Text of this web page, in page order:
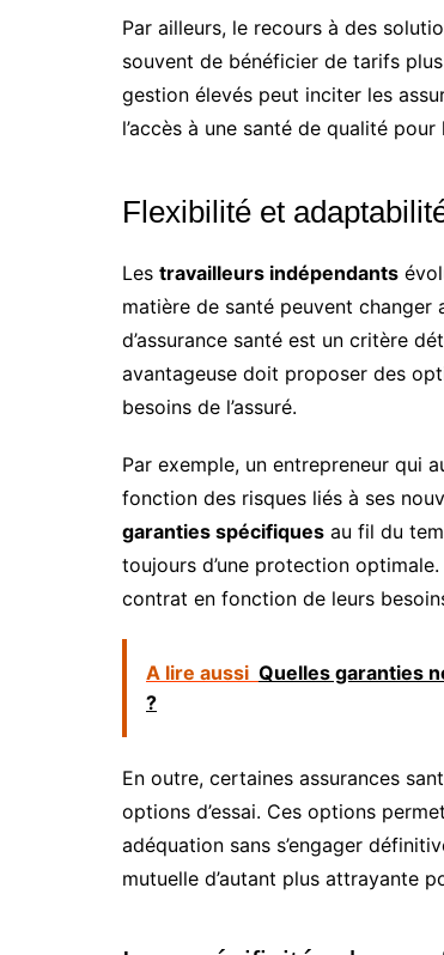
Par ailleurs, le recours à des
souvent de bénéficier de tarifs
gestion élevés peut inciter les
l’accès à une santé de qualité
Flexibilité et
Les travailleurs indépendants
matière de santé peuvent
d’assurance santé est un critère
avantageuse doit proposer des
besoins de l’assuré.
Par exemple, un entrepreneur qui
fonction des risques liés à ses
garanties spécifiques au fil du
toujours d’une protection
contrat en fonction de leurs
A lire aussi Quelles garanties
?
En outre, certaines assurances
options d’essai. Ces options
adéquation sans s’engager
mutuelle d’autant plus attrayante